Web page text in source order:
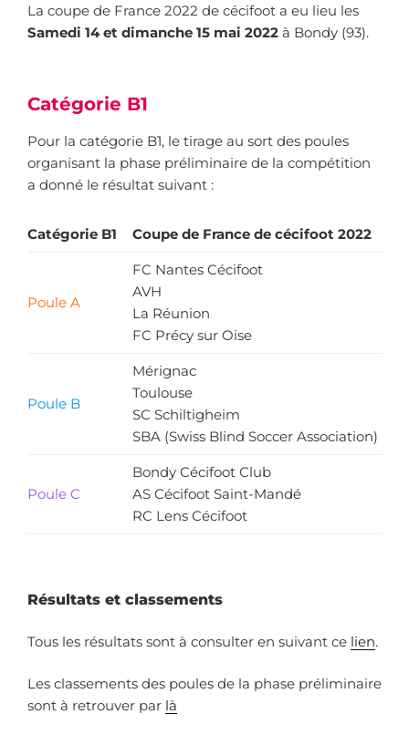
La coupe de France 2022 de cécifoot a eu lieu les
Samedi 14 et dimanche 15 mai 2022 à Bondy (93).
Catégorie B1
Pour la catégorie B1, le tirage au sort des poules
organisant la phase préliminaire de la compétition
a donné le résultat suivant :
Catégorie B1 Coupe de France de cécifoot 2022
Poule A
FC Nantes Cécifoot
AVH
La Réunion
FC Précy sur Oise
Poule B
Mérignac
Toulouse
SC Schiltigheim
SBA (Swiss Blind Soccer Association)
Poule C
Bondy Cécifoot Club
AS Cécifoot Saint-Mandé
RC Lens Cécifoot
Résultats et classements
Tous les résultats sont à consulter en suivant ce lien.
Les classements des poules de la phase préliminaire
sont à retrouver par là